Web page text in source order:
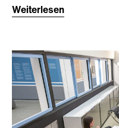
Weiterlesen